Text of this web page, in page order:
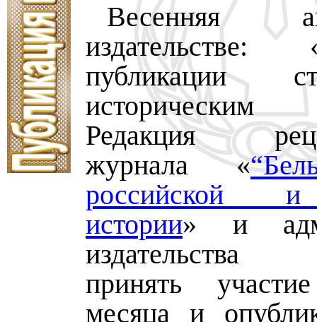
Весенняя
издательстве:
публикации
Редакция
журнала «
российской
истории» и
издательства
принять
месяца и